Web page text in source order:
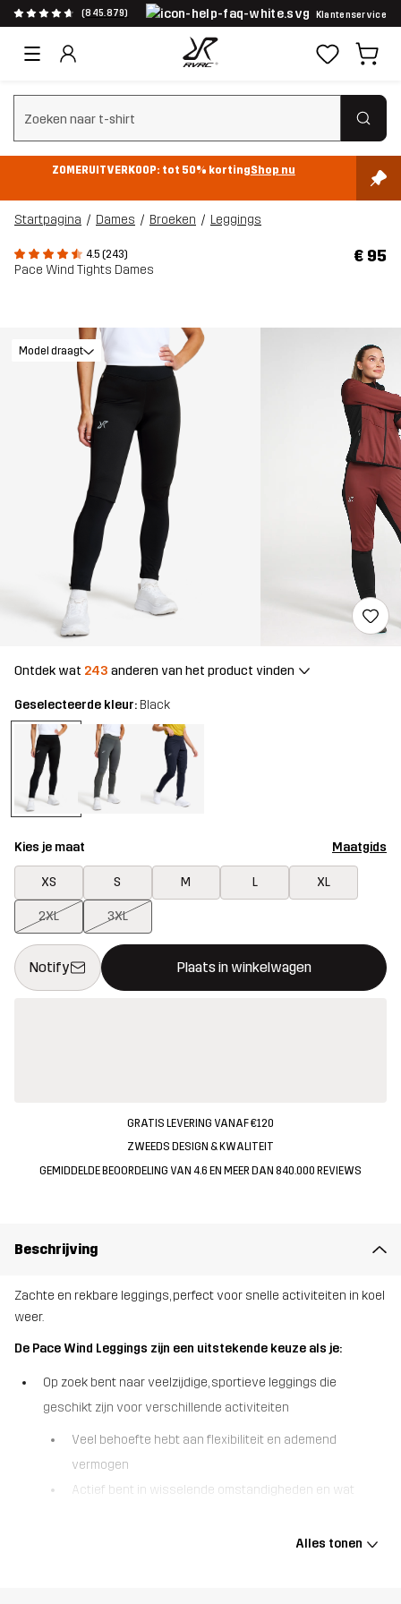
(845.879) Klantenservice
Zoeken wissen
ZOMERUITVERKOOP: tot 50% kortingShop nu
Startpagina Dames Broeken Leggings
4.5 (243)
Pace Wind Tights Dames
€ 95
Model draagt
Ontdek wat 243 anderen van het product vinden
Geselecteerde kleur: Black
Kies je maat Maatgids
XS S M L XL
2XL 3XL
Notify Plaats in winkelwagen
Deze knop opent een modal met de bevestiging van een
{{size}} niet beschikbaar
GRATIS LEVERING VANAF €120
ZWEEDS DESIGN & KWALITEIT
GEMIDDELDE BEOORDELING VAN 4.6 EN MEER DAN 840.000 REVIEWS
Beschrijving
Zachte en rekbare leggings, perfect voor snelle activiteiten in koel
weer.
De Pace Wind Leggings zijn een uitstekende keuze als je:
Op zoek bent naar veelzijdige, sportieve leggings die
geschikt zijn voor verschillende activiteiten
Veel behoefte hebt aan flexibiliteit en ademend
vermogen
Actief bent in wisselende omstandigheden en wat
De Pace Wind Leggings zijn zachte en rekbare buitenbroeken,
Alles tonen